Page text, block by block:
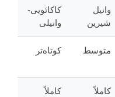
وانیل
شیرین
کاکائویی-
وانیلی
متوسط کوتاه‌تر
کاملاً
کاملاً